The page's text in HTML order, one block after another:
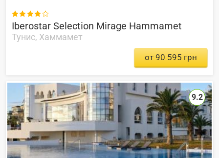

Iberostar Selection Mirage Hammamet
Тунис, Хаммамет
от 90 595 грн
9.2